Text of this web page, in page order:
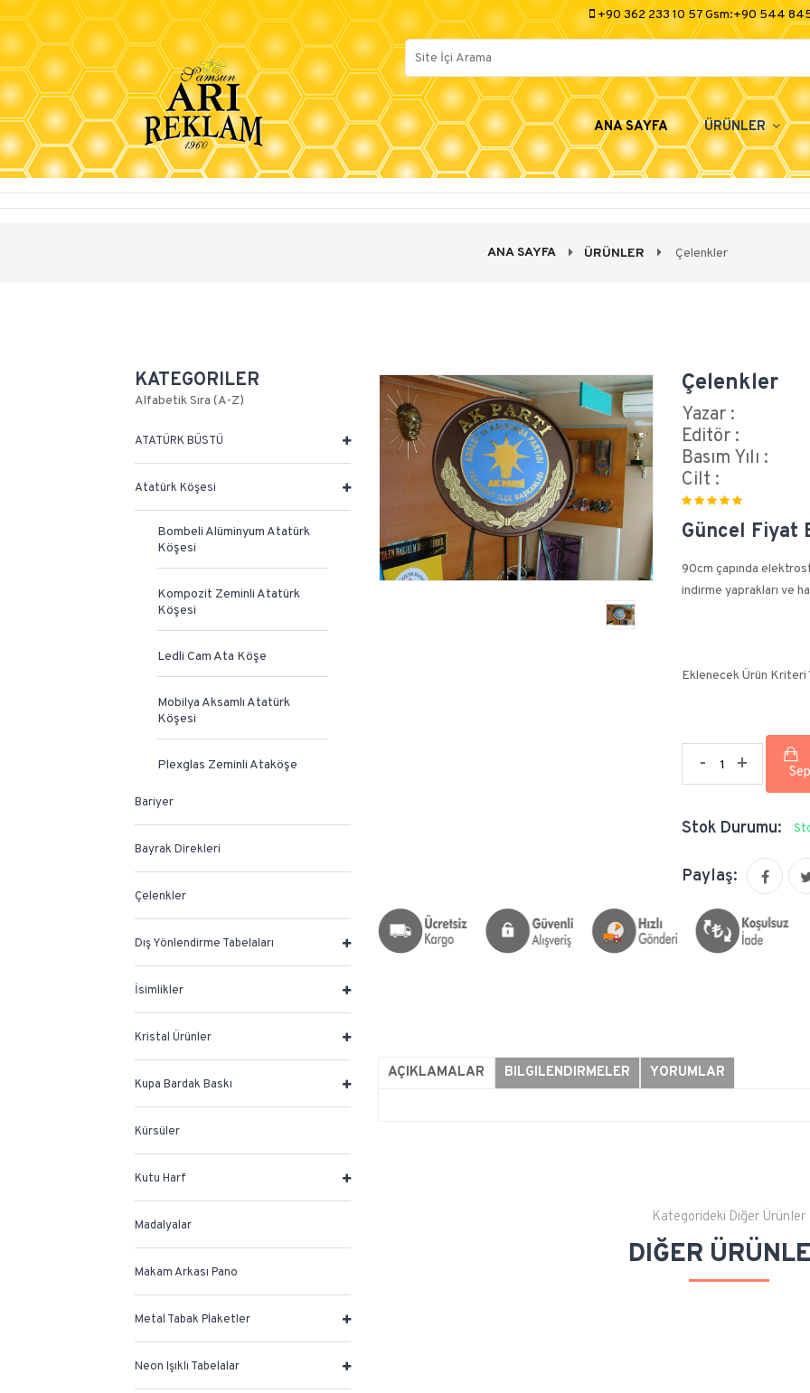
+90 362 233 10 57 Gsm:+90 544
ANA SAYFA ÜRÜNLER
ANA SAYFA ÜRÜNLER Çelenkler
KATEGORILER
Alfabetik Sıra (A-Z)
ATATÜRK BÜSTÜ
Atatürk Köşesi
Bombeli Alüminyum Atatürk
Köşesi
Kompozit Zeminli Atatürk
Köşesi
Ledli Cam Ata Köşe
Mobilya Aksamlı Atatürk
Köşesi
Plexglas Zeminli Ataköşe
Bariyer
Bayrak Direkleri
Çelenkler
Dış Yönlendirme Tabelaları
İsimlikler
Kristal Ürünler
Kupa Bardak Baskı
Kürsüler
Kutu Harf
Madalyalar
Makam Arkası Pano
Metal Tabak Plaketler
Neon Işıklı Tabelalar
Çelenkler
Yazar :
Editör :
Basım Yılı :
Cilt :
Güncel Fiyat
90cm çapında
indirme yaprakları ve
Eklenecek Ürün Kriteri
- +
Stok Durumu:
Paylaş:
AÇIKLAMALAR BILGILENDIRMELER YORUMLAR
Kategorideki Diğer Ürünler
DIĞER